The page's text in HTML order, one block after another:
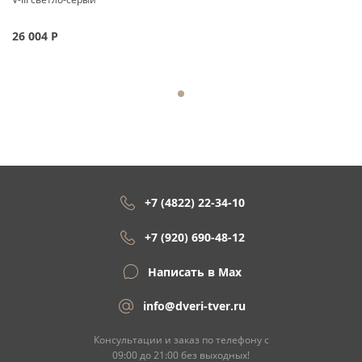
26 004 Р
+7 (4822) 22-34-10
+7 (920) 690-48-12
Написать в Max
info@dveri-tver.ru
Консультации и заказ по телефону с
09:00 до 21:00 без выходных!